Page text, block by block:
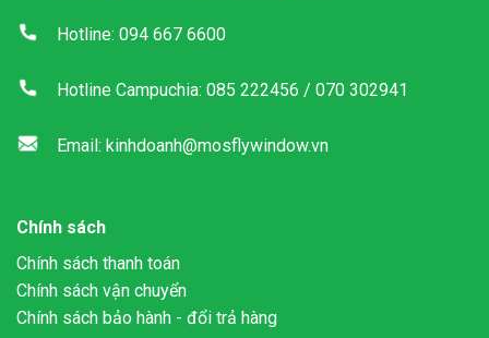
Hotline: 094 667 6600
Hotline Campuchia: 085 222456 / 070 302941
Email: kinhdoanh@mosflywindow.vn
Chính sách
Chính sách thanh toán
Chính sách vận chuyển
Chính sách bảo hành - đổi trả hàng